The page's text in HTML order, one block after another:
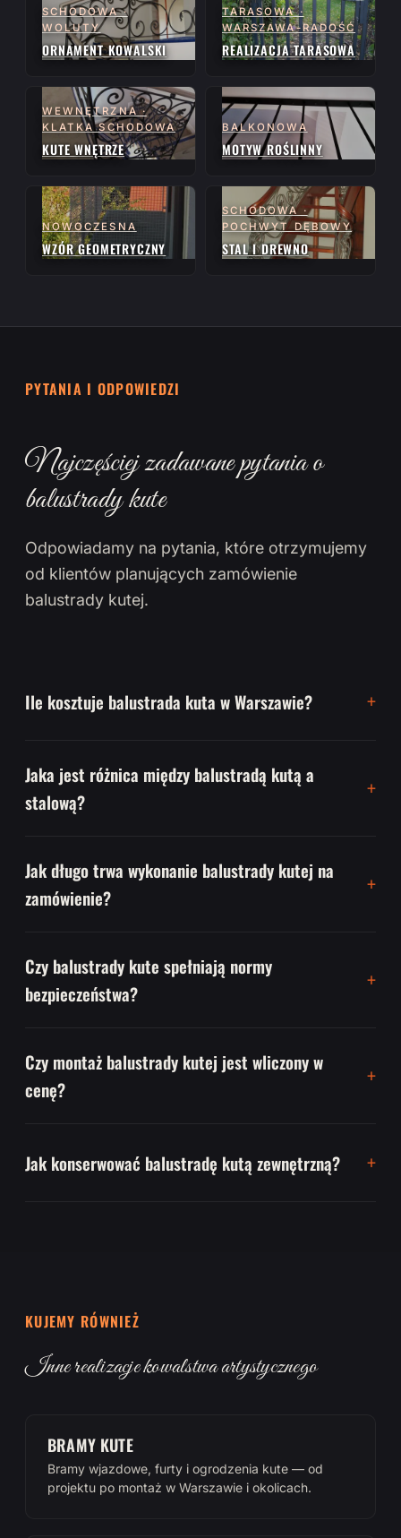
SCHODOWA ·
WOLUTY
ORNAMENT KOWALSKI
TARASOWA ·
WARSZAWA-RADOŚĆ
REALIZACJA TARASOWA
WEWNĘTRZNA ·
KLATKA SCHODOWA
KUTE WNĘTRZE
BALKONOWA
MOTYW ROŚLINNY
NOWOCZESNA
WZÓR GEOMETRYCZNY
SCHODOWA ·
POCHWYT DĘBOWY
STAL I DREWNO
PYTANIA I ODPOWIEDZI
Najczęściej zadawane pytania o
balustrady kute
Odpowiadamy na pytania, które otrzymujemy
od klientów planujących zamówienie
balustrady kutej.
Ile kosztuje balustrada kuta w Warszawie?
Jaka jest różnica między balustradą kutą a
stalową?
Jak długo trwa wykonanie balustrady kutej na
zamówienie?
Czy balustrady kute spełniają normy
bezpieczeństwa?
Czy montaż balustrady kutej jest wliczony w
cenę?
Jak konserwować balustradę kutą zewnętrzną?
KUJEMY RÓWNIEŻ
Inne realizacje kowalstwa artystycznego
BRAMY KUTE
Bramy wjazdowe, furty i ogrodzenia kute — od
projektu po montaż w Warszawie i okolicach.